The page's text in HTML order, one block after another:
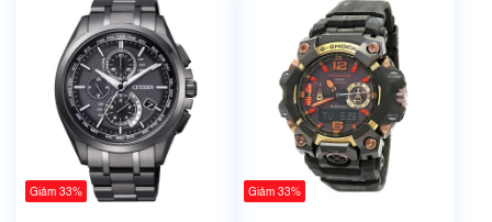
Giảm 33% Giảm 33%